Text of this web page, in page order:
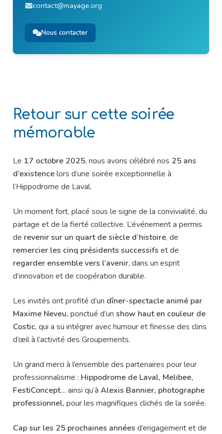
Retour sur cette soirée
mémorable
Le 17 octobre 2025, nous avons célébré nos 25 ans
d’existencelors d’une soirée exceptionnelle à
l’Hippodrome de Laval.
Un moment fort, placé sous le signe de la convivialité, du
partage et de la fierté collective. L’événement a permis
de revenir sur un quart de siècle d’histoire, de
remercier les cinq présidents successifs et de
regarder ensemble vers l’avenir, dans un esprit
d’innovation et de coopération durable.
Les invités ont profité d’un dîner-spectacle animé par
Maxime Neveu, ponctué d’un show haut en couleur de
Costic, qui a su intégrer avec humour et finesse des clins
d’œil à l’activité des Groupements.
Un grand merci à l’ensemble des partenaires pour leur
professionnalisme : Hippodrome de Laval, Melibee,
FestiConcept… ainsi qu’à Alexis Bannier, photographe
professionnel, pour les magnifiques clichés de la soirée.
Cap sur les 25 prochaines années d’engagement et de
contact@mayage.org
Nous contacter